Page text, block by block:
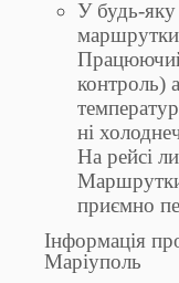
У будь-яку
маршрутки
Працюючий
контроль)
ні
На рейсі
Маршрутки
приємно
Інформація
Маріуполь